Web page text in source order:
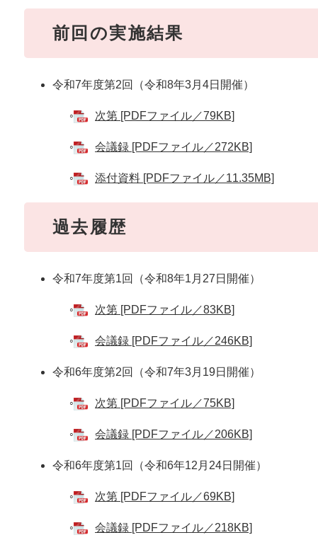
前回の実施結果
令和7年度第2回（令和8年3月4日開催）
◦ 次第 [PDFファイル／79KB]
◦ 会議録 [PDFファイル／272KB]
◦ 添付資料 [PDFファイル／11.35MB]
過去履歴
令和7年度第1回（令和8年1月27日開催）
◦ 次第 [PDFファイル／83KB]
◦ 会議録 [PDFファイル／246KB]
令和6年度第2回（令和7年3月19日開催）
◦ 次第 [PDFファイル／75KB]
◦ 会議録 [PDFファイル／206KB]
令和6年度第1回（令和6年12月24日開催）
◦ 次第 [PDFファイル／69KB]
◦ 会議録 [PDFファイル／218KB]